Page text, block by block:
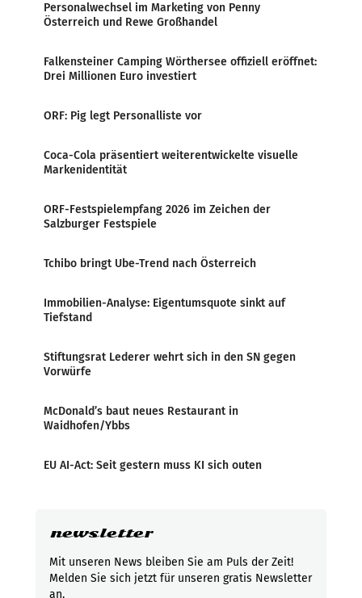
Personalwechsel im Marketing von Penny
Österreich und Rewe Großhandel
Falkensteiner Camping Wörthersee offiziell eröffnet:
Drei Millionen Euro investiert
ORF: Pig legt Personalliste vor
Coca-Cola präsentiert weiterentwickelte visuelle
Markenidentität
ORF-Festspielempfang 2026 im Zeichen der
Salzburger Festspiele
Tchibo bringt Ube-Trend nach Österreich
Immobilien-Analyse: Eigentumsquote sinkt auf
Tiefstand
Stiftungsrat Lederer wehrt sich in den SN gegen
Vorwürfe
McDonald’s baut neues Restaurant in
Waidhofen/Ybbs
EU AI-Act: Seit gestern muss KI sich outen
newsletter
Mit unseren News bleiben Sie am Puls der Zeit!
Melden Sie sich jetzt für unseren gratis Newsletter
an.